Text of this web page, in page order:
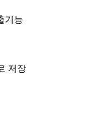
기능
저장